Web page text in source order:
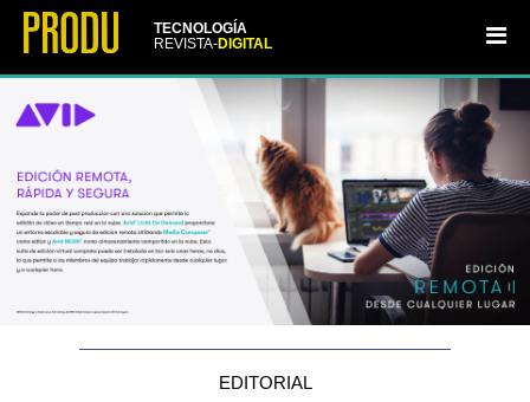
TECNOLOGÍA
REVISTA-DIGITAL
EDITORIAL